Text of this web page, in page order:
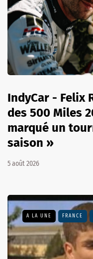
IndyCar - Felix
des 500 Miles
marqué un
saison »
5 août 2026
A LA UNE FRANCE